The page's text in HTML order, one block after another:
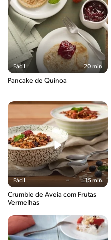
Fácil 20 min
Pancake de Quinoa
Fácil 15 min
Crumble de Aveia com Frutas
Vermelhas